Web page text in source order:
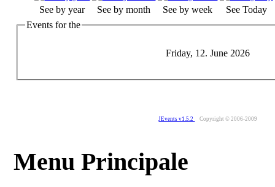
See by year See by month See by week
See Today
Events for the
Friday, 12. June 2026
JEvents v1.5.2 Copyright © 2006-2009
Menu Principale